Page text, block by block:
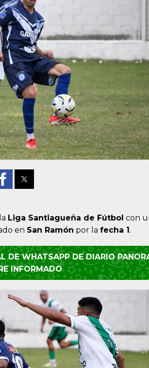
Liga Santiagueña de Fútbol con
en San Ramón por la fecha 1 .
DE WHATSAPP DE DIARIO
INFORMADO